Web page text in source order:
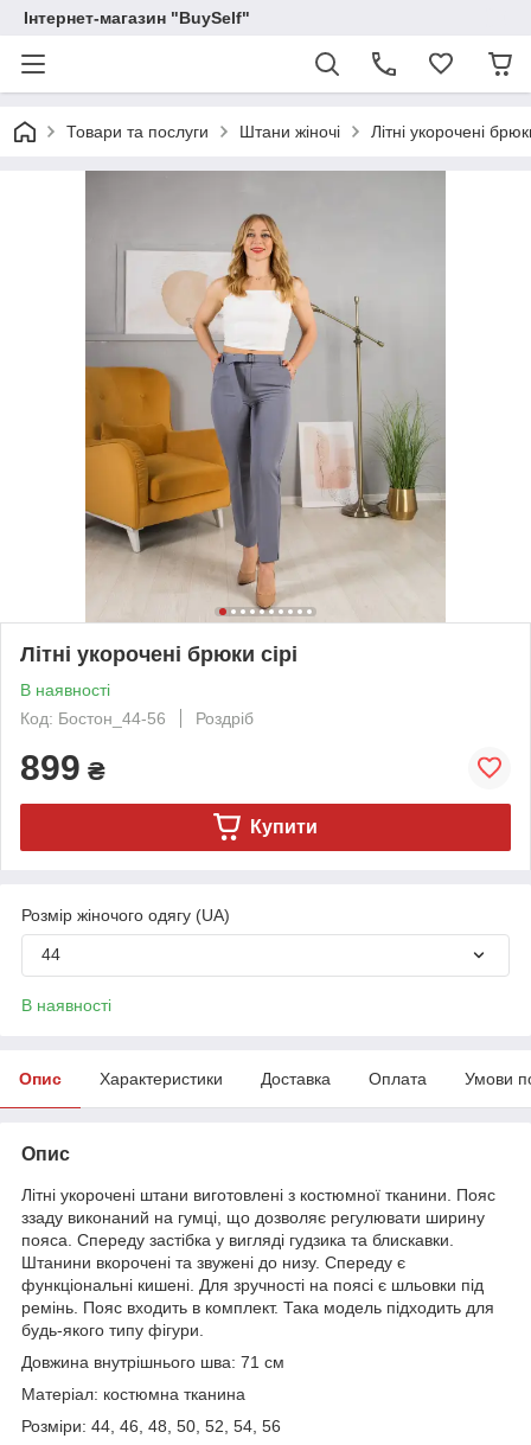
Інтернет-магазин "BuySelf"
Товари та послуги Штани жіночі Літні укорочені
Літні укорочені брюки сірі
В наявності
Код: Бостон_44-56
Роздріб
899 ₴
Купити
Розмір жіночого одягу (UA)
44
В наявності
Опис Характеристики Доставка Оплата Умови
Опис
Літні укорочені штани виготовлені з костюмної тканини. Пояс
ззаду виконаний на гумці, що дозволяє регулювати ширину
пояса. Спереду застібка у вигляді гудзика та блискавки.
Штанини вкорочені та звужені до низу. Спереду є
функціональні кишені. Для зручності на поясі є шльовки під
ремінь. Пояс входить в комплект. Така модель підходить для
будь-якого типу фігури.
Довжина внутрішнього шва: 71 см
Матеріал: костюмна тканина
Розміри: 44, 46, 48, 50, 52, 54, 56